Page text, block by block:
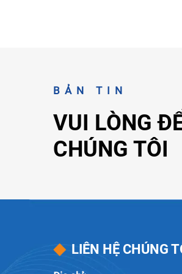
BẢN TIN
VUI LÒNG
CHÚNG TÔI
LIÊN HỆ CHÚNG